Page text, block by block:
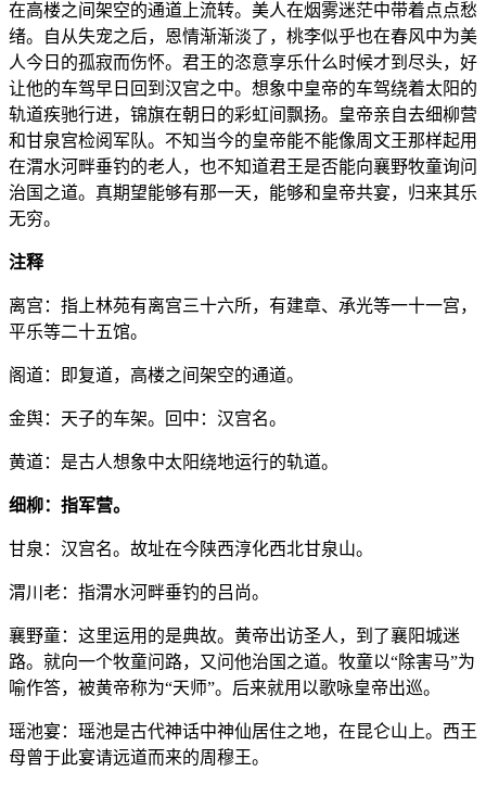
在高楼之间架空的通道上流转。美人在烟雾迷茫中带着点点愁
绪。自从失宠之后，恩情渐渐淡了，桃李似乎也在春风中为美
人今日的孤寂而伤怀。君王的恣意享乐什么时候才到尽头，好
让他的车驾早日回到汉宫之中。想象中皇帝的车驾绕着太阳的
轨道疾驰行进，锦旗在朝日的彩虹间飘扬。皇帝亲自去细柳营
和甘泉宫检阅军队。不知当今的皇帝能不能像周文王那样起用
在渭水河畔垂钓的老人，也不知道君王是否能向襄野牧童询问
治国之道。真期望能够有那一天，能够和皇帝共宴，归来其乐
无穷。
注释
离宫：指上林苑有离宫三十六所，有建章、承光等一十一宫，
平乐等二十五馆。
阁道：即复道，高楼之间架空的通道。
金舆：天子的车架。回中：汉宫名。
黄道：是古人想象中太阳绕地运行的轨道。
细柳：指军营。
甘泉：汉宫名。故址在今陕西淳化西北甘泉山。
渭川老：指渭水河畔垂钓的吕尚。
襄野童：这里运用的是典故。黄帝出访圣人，到了襄阳城迷
路。就向一个牧童问路，又问他治国之道。牧童以“除害马”为
喻作答，被黄帝称为“天师”。后来就用以歌咏皇帝出巡。
瑶池宴：瑶池是古代神话中神仙居住之地，在昆仑山上。西王
母曾于此宴请远道而来的周穆王。